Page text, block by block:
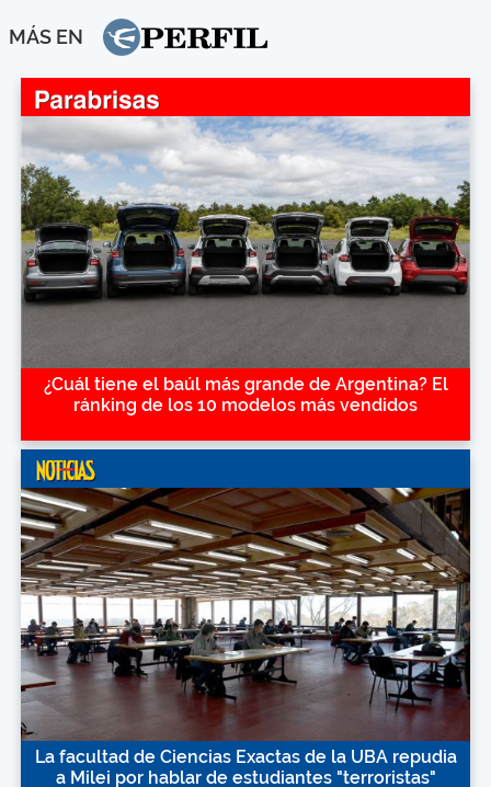
MÁS EN
¿Cuál tiene el baúl más grande de Argentina? El
ránking de los 10 modelos más vendidos
La facultad de Ciencias Exactas de la UBA repudia
a Milei por hablar de estudiantes "terroristas"